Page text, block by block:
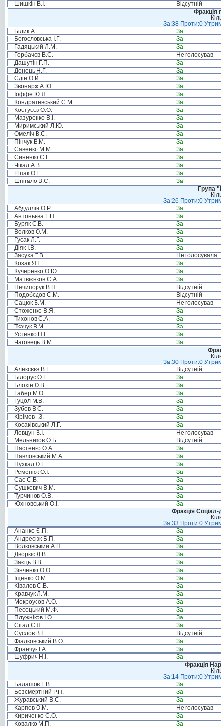
Шишкін В.І.
Відсутній
Фракція
За:38 Проти:0
Білик А.Г.
За
Богословська І.Г.
За
Гадяцький Л.М.
За
Горбачов В.С.
Не голосував
Дашутін Г.П.
За
Донець Н.Г.
За
Єдін О.Й.
За
Звонарж А.Ю.
За
Іоффе Ю.Я.
За
Кондратевський С.М.
За
Костусєв О.О.
За
Мазуренко В.І.
За
Миримський Л.Ю.
За
Омеліч В.С.
За
Пінчук В.М.
За
Савенко М.М.
За
Синенко С.І.
За
Чікал А.В.
За
Шпак О.Г.
За
Шпігало В.Є.
За
Група
За:26 Проти:0
Абдуллін О.Р.
За
Антоньєва Г.П.
За
Буряк С.В.
За
Волков О.М.
За
Гусак Л.Г.
За
Діяк І.В.
За
Засуха Т.В.
Не голосувала
Козак Я.І.
За
Кучеренко О.Ю.
За
Матвієнков С.А.
За
Нечипорук В.П.
Відсутній
Подобєдов С.М.
Відсутній
Сацюк В.М.
Не голосував
Стоженко В.Я.
За
Тихонов С.А.
За
Ткачук В.М.
За
Устенко П.І.
За
Чаговець В.М.
За
За:30 Проти:0
Алексєєв В.Г.
Відсутній
Білорус О.Г.
За
Блохін О.В.
За
Габер М.О.
За
Гуцол М.В.
За
Зубов В.С.
За
Кірімов І.З.
За
Косаківський Л.Г.
За
Левцун В.І.
Не голосував
Мельников О.Б.
Відсутній
Настенко О.А.
За
Павловський М.А.
За
Пухкал О.Г.
За
Ременюк О.І.
За
Сас С.В.
За
Сушкевич В.М.
За
Турчинов О.В.
За
Юхновський О.І.
За
Фракція Соціал-
За:33 Проти:0
Ананко Є.П.
За
Андресюк Б.П.
За
Волковський А.П.
За
Дворкіс Д.В.
За
Заєць В.В.
За
Зінченко О.О.
За
Іщенко О.М.
За
Ківалов С.В.
За
Кравчук Л.М.
За
Мокроусов А.О.
За
Песоцький М.Ф.
За
Плужніков І.О.
За
Сігал Є.Я.
За
Суслов В.І.
Відсутній
Фіалковський В.О.
За
Франчук І.А.
За
Шуфрич Н.І.
За
Фракція
За:14 Проти:0
Балашов Г.В.
За
Безсмертний Р.П.
За
Журавський В.С.
За
Карпов О.М.
Не голосував
Кириченко С.О.
За
Ковалко М.П.
За